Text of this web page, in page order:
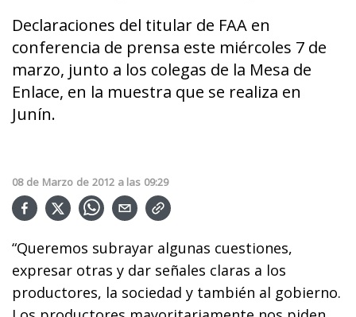
Declaraciones del titular de FAA en
conferencia de prensa este miércoles 7 de
marzo, junto a los colegas de la Mesa de
Enlace, en la muestra que se realiza en
Junín.
08 de Marzo de 2012 a las 09:29
“Queremos subrayar algunas cuestiones,
expresar otras y dar señales claras a los
productores, la sociedad y también al gobierno.